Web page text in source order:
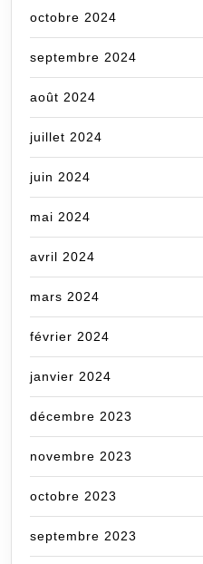
octobre 2024
septembre 2024
août 2024
juillet 2024
juin 2024
mai 2024
avril 2024
mars 2024
février 2024
janvier 2024
décembre 2023
novembre 2023
octobre 2023
septembre 2023